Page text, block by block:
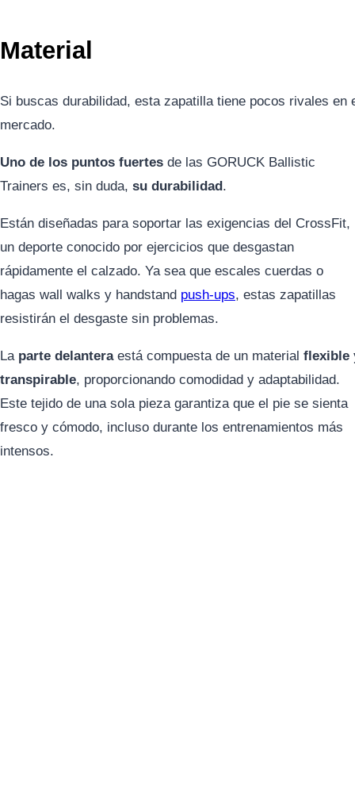
Material
Si buscas durabilidad, esta zapatilla tiene pocos rivales en
mercado.
Uno de los puntos fuertes de las GORUCK Ballistic
Trainers es, sin duda, su durabilidad.
Están diseñadas para soportar las exigencias del CrossFit,
un deporte conocido por ejercicios que desgastan
rápidamente el calzado. Ya sea que escales cuerdas o
hagas wall walks y handstand push-ups, estas zapatillas
resistirán el desgaste sin problemas.
La parte delanteraestá compuesta de un material flexible
transpirable, proporcionando comodidad y adaptabilidad.
Este tejido de una sola pieza garantiza que el pie se sienta
fresco y cómodo, incluso durante los entrenamientos más
intensos.